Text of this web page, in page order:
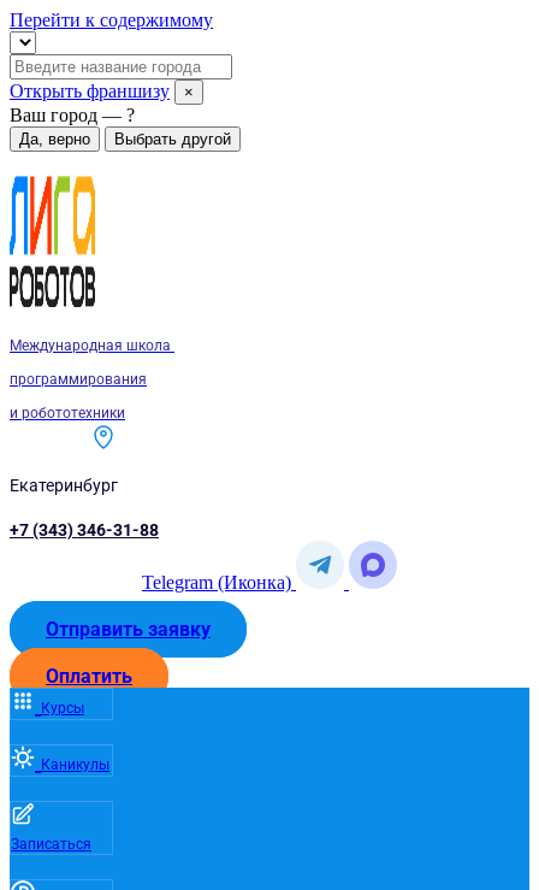
Перейти к содержимому
Открыть франшизу ×
Ваш город — ?
Да, верно Выбрать другой
Международная школа
программирования
и робототехники
Екатеринбург
+7 (343) 346-31-88
Telegram (Иконка)
Отправить заявку
Оплатить
Курсы
Каникулы
Записаться